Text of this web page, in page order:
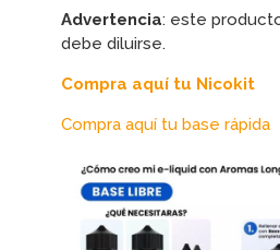
Advertencia: este
debe diluirse.
Compra aquí tu Nicokit
Compra aquí tu base rápida